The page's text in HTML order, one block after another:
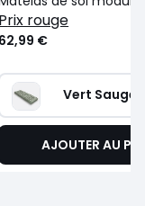
prix rouge
62,99 €
Vert Sauge
AJOUTER AU